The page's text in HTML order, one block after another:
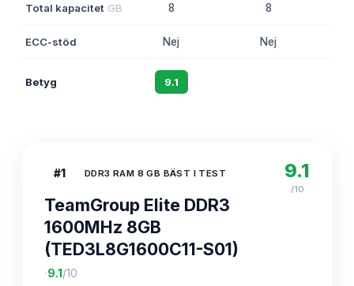
Total kapacitet GB 8 8
ECC-stöd Nej Nej
Betyg 9.1
#1 DDR3 RAM 8 GB BÄST I TEST
TeamGroup Elite DDR3
1600MHz 8GB
(TED3L8G1600C11-S01)
·9.1 /10
9.1
/10